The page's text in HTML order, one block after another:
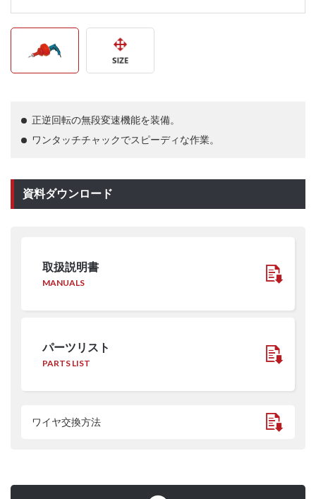
正逆回転の無段変速機能を装備。
ワンタッチチャックでスピーディな作業。
資料ダウンロード
取扱説明書
MANUALS
パーツリスト
PARTS LIST
ワイヤ交換方法